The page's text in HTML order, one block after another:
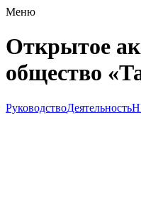
Меню
Открытое
общество
РуководствоДеятельность